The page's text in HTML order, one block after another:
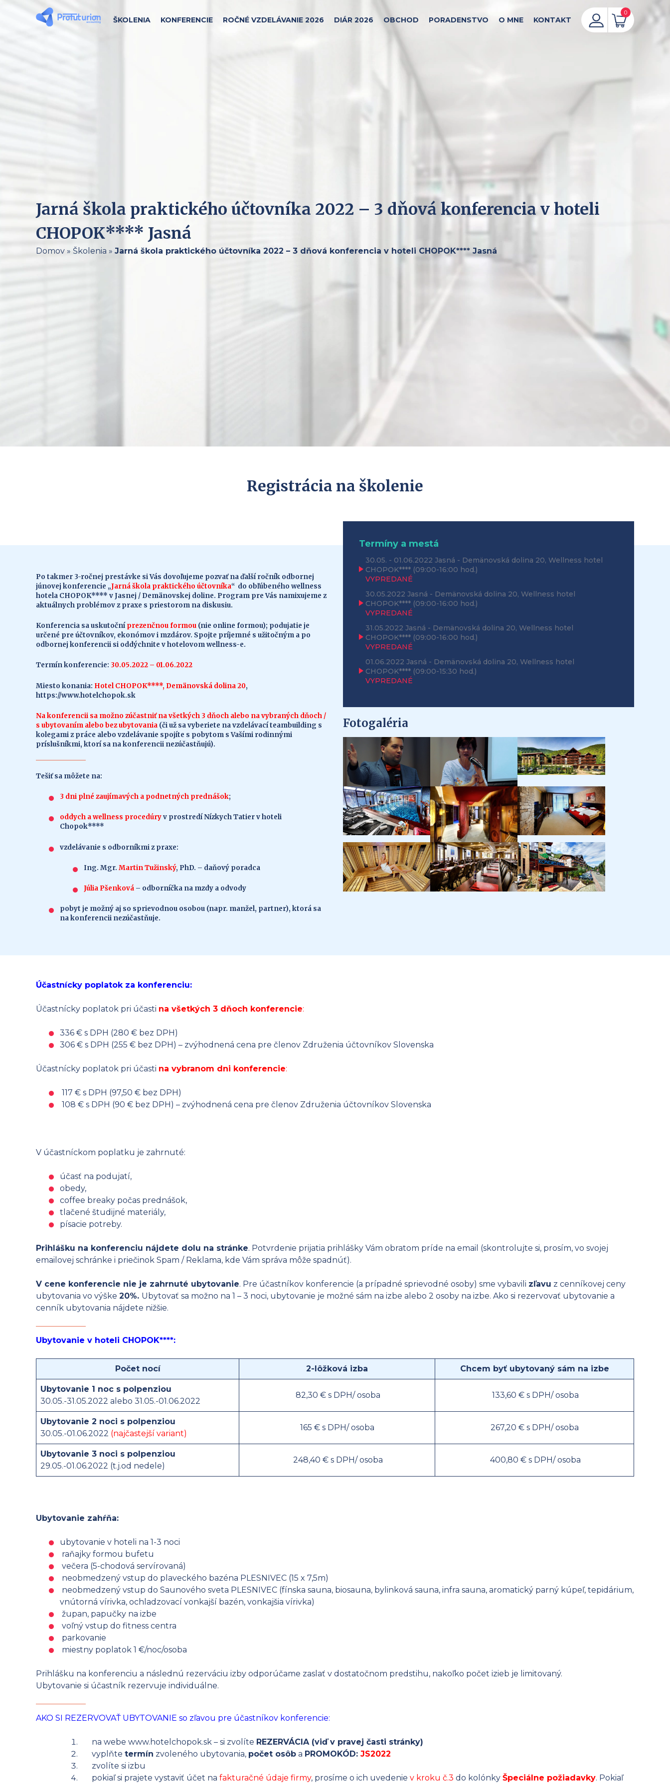
ŠKOLENIA KONFERENCIE ROČNÉ VZDELÁVANIE 2026 DIÁR 2026 OBCHOD PORADENSTVO O MNE KONTAKT
0
Jarná škola praktického účtovníka 2022 – 3 dňová konferencia v hoteli
CHOPOK**** Jasná
Domov » Školenia » Jarná škola praktického účtovníka 2022 – 3 dňová konferencia v hoteli CHOPOK**** Jasná
Registrácia na školenie
Po takmer 3-ročnej prestávke si Vás dovoľujeme pozvať na ďalší ročník odbornej
júnovej konferencie „Jarná škola praktického účtovníka“ do obľúbeného wellness
hotela CHOPOK**** v Jasnej / Demänovskej doline. Program pre Vás namixujeme z
aktuálnych problémov z praxe s priestorom na diskusiu.
Konferencia sa uskutoční prezenčnou formou (nie online formou); podujatie je
určené pre účtovníkov, ekonómov i mzdárov. Spojte príjemné s užitočným a po
odbornej konferencii si oddýchnite v hotelovom wellness-e.
Termín konferencie: 30.05.2022 – 01.06.2022
Miesto konania: Hotel CHOPOK****, Demänovská dolina 20,
https://www.hotelchopok.sk
Na konferencii sa možno zúčastniť na všetkých 3 dňoch alebo na vybraných dňoch /
s ubytovaním alebo bez ubytovania (či už sa vyberiete na vzdelávací teambuilding s
kolegami z práce alebo vzdelávanie spojíte s pobytom s Vašími rodinnými
príslušníkmi, ktorí sa na konferencii nezúčastňujú).
Tešiť sa môžete na:
3 dni plné zaujímavých a podnetných prednášok;
oddych a wellness procedúryv prostredí Nízkych Tatier v hoteli
Chopok****
vzdelávanie s odborníkmi z praxe:
Ing. Mgr. Martin Tužinský, PhD. – daňový poradca
Júlia Pšenková – odborníčka na mzdy a odvody
pobyt je možný aj so sprievodnou osobou (napr. manžel, partner), ktorá sa
na konferencii nezúčastňuje.
Termíny a mestá
30.05. - 01.06.2022 Jasná - Demänovská dolina 20, Wellness hotel
CHOPOK**** (09:00-16:00 hod.)
VYPREDANÉ
30.05.2022 Jasná - Demänovská dolina 20, Wellness hotel
CHOPOK**** (09:00-16:00 hod.)
VYPREDANÉ
31.05.2022 Jasná - Demänovská dolina 20, Wellness hotel
CHOPOK**** (09:00-16:00 hod.)
VYPREDANÉ
01.06.2022 Jasná - Demänovská dolina 20, Wellness hotel
CHOPOK**** (09:00-15:30 hod.)
VYPREDANÉ
Fotogaléria
Účastnícky poplatok za konferenciu:
Účastnícky poplatok pri účasti na všetkých 3 dňoch konferencie:
336 € s DPH (280 € bez DPH)
306 € s DPH (255 € bez DPH) – zvýhodnená cena pre členov Združenia účtovníkov Slovenska
Účastnícky poplatok pri účasti na vybranom dni konferencie:
117 € s DPH (97,50 € bez DPH)
108 € s DPH (90 € bez DPH) – zvýhodnená cena pre členov Združenia účtovníkov Slovenska
V účastníckom poplatku je zahrnuté:
účasť na podujatí,
obedy,
coffee breaky počas prednášok,
tlačené študijné materiály,
písacie potreby.
Prihlášku na konferenciu nájdete dolu na stránke. Potvrdenie prijatia prihlášky Vám obratom príde na email (skontrolujte si, prosím, vo svojej
emailovej schránke i priečinok Spam / Reklama, kde Vám správa môže spadnúť).
V cene konferencie nie je zahrnuté ubytovanie. Pre účastníkov konferencie (a prípadné sprievodné osoby) sme vybavili zľavu z cenníkovej ceny
ubytovania vo výške 20%. Ubytovať sa možno na 1 – 3 noci, ubytovanie je možné sám na izbe alebo 2 osoby na izbe. Ako si rezervovať ubytovanie a
cenník ubytovania nájdete nižšie.
Ubytovanie v hoteli CHOPOK****:
Počet nocí 2-lôžková izba Chcem byť ubytovanýsám na izbe
Ubytovanie 1 noc s polpenziou
30.05.-31.05.2022 alebo 31.05.-01.06.2022
82,30 € s DPH/ osoba 133,60 € s DPH/ osoba
Ubytovanie 2 noci s polpenziou
30.05.-01.06.2022 (najčastejší variant)
165 € s DPH/ osoba 267,20 € s DPH/ osoba
Ubytovanie 3 noci s polpenziou
29.05.-01.06.2022 (t.j.od nedele)
248,40 € s DPH/ osoba 400,80 € s DPH/ osoba
Ubytovanie zahŕňa:
ubytovanie v hoteli na 1-3 noci
raňajky formou bufetu
večera (5-chodová servírovaná)
neobmedzený vstup do plaveckého bazéna PLESNIVEC (15 x 7,5m)
neobmedzený vstup do Saunového sveta PLESNIVEC (fínska sauna, biosauna, bylinková sauna, infra sauna, aromatický parný kúpeľ, tepidárium,
vnútorná vírivka, ochladzovací vonkajší bazén, vonkajšia vírivka)
župan, papučky na izbe
voľný vstup do fitness centra
parkovanie
miestny poplatok 1 €/noc/osoba
Prihlášku na konferenciu a následnú rezerváciu izby odporúčame zaslať v dostatočnom predstihu, nakoľko počet izieb je limitovaný.
Ubytovanie si účastník rezervuje individuálne.
AKO SI REZERVOVAŤ UBYTOVANIE so zľavou pre účastníkov konferencie:
na webe www.hotelchopok.sk – si zvolíte REZERVÁCIA (viď v pravej časti stránky)
vyplňte termín zvoleného ubytovania, počet osôb a PROMOKÓD: JS2022
zvolíte si izbu
pokiaľ si prajete vystaviť účet na fakturačné údaje firmy, prosíme o ich uvedenie v kroku č.3 do kolónky Špeciálne požiadavky. Pokiaľ